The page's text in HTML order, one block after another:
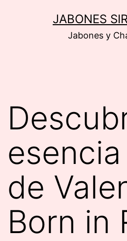
JABONES
Jabones y
de
Born in